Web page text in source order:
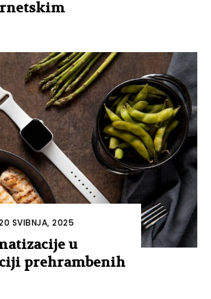
SVIBNJA, 2025
u
prehrambenih